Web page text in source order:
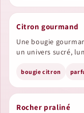
Citron gourmand
Une bougie
un univers sucré,
bougie citron
Rocher praliné